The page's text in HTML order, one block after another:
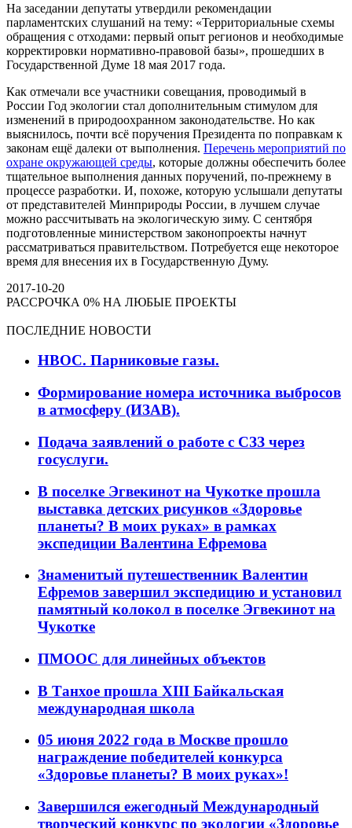
На заседании депутаты утвердили рекомендации
парламентских слушаний на тему: «Территориальные схемы
обращения с отходами: первый опыт регионов и необходимые
корректировки нормативно-правовой базы», прошедших в
Государственной Думе 18 мая 2017 года.
Как отмечали все участники совещания, проводимый в
России Год экологии стал дополнительным стимулом для
изменений в природоохранном законодательстве. Но как
выяснилось, почти всё поручения Президента по поправкам к
законам ещё далеки от выполнения. Перечень мероприятий по
охране окружающей среды, которые должны обеспечить более
тщательное выполнения данных поручений, по-прежнему в
процессе разработки. И, похоже, которую услышали депутаты
от представителей Минприроды России, в лучшем случае
можно рассчитывать на экологическую зиму. С сентября
подготовленные министерством законопроекты начнут
рассматриваться правительством. Потребуется еще некоторое
время для внесения их в Государственную Думу.
2017-10-20
РАССРОЧКА 0% НА ЛЮБЫЕ ПРОЕКТЫ
ПОСЛЕДНИЕ НОВОСТИ
НВОС. Парниковые газы.
Формирование номера источника выбросов
в атмосферу (ИЗАВ).
Подача заявлений о работе с СЗЗ через
госуслуги.
В поселке Эгвекинот на Чукотке прошла
выставка детских рисунков «Здоровье
планеты? В моих руках» в рамках
экспедиции Валентина Ефремова
Знаменитый путешественник Валентин
Ефремов завершил экспедицию и установил
памятный колокол в поселке Эгвекинот на
Чукотке
ПМООС для линейных объектов
В Танхое прошла XIII Байкальская
международная школа
05 июня 2022 года в Москве прошло
награждение победителей конкурса
«Здоровье планеты? В моих руках»!
Завершился ежегодный Международный
творческий конкурс по экологии «Здоровье